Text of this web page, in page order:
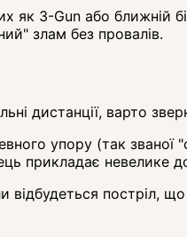
як 3-Gun або ближній
злам без провалів.
дистанції, варто
упору (так званої
прикладає невелике
відбудеться постріл,